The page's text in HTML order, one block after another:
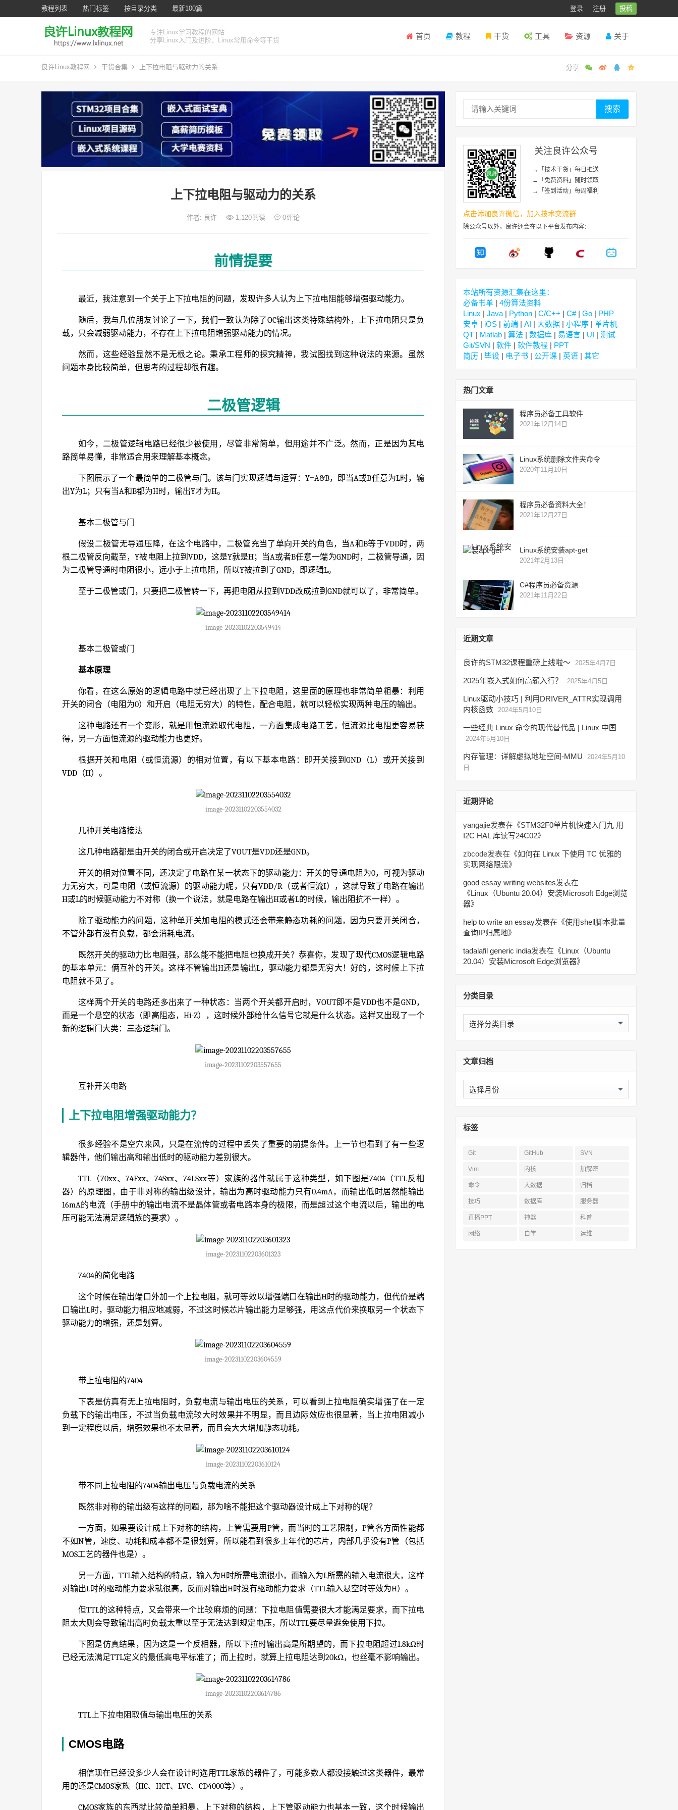
教程列表 热门标签 按目录分类 最新100篇 登录 注册 投稿
专注Linux学习教程的网站
分享Linux入门及进阶、Linux常用命令等干货
首页 教程 干货 工具 资源 关于
良许Linux教程网 干货合集 上下拉电阻与驱动力的关系
上下拉电阻与驱动力的关系
作者: 良许 1,120阅读 0评论
前情提要
最近，我注意到一个关于上下拉电阻的问题，发现许多人认为上下拉电阻能够增强驱动能力。
随后，我与几位朋友讨论了一下，我们一致认为除了OC输出这类特殊结构外，上下拉电阻只是负
载，只会减弱驱动能力，不存在上下拉电阻增强驱动能力的情况。
然而，这些经验显然不是无根之论。秉承工程师的探究精神，我试图找到这种说法的来源。虽然
问题本身比较简单，但思考的过程却很有趣。
二极管逻辑
如今，二极管逻辑电路已经很少被使用，尽管非常简单，但用途并不广泛。然而，正是因为其电
路简单易懂，非常适合用来理解基本概念。
下图展示了一个最简单的二极管与门。该与门实现逻辑与运算：Y=A&B，即当A或B任意为L时，输
出Y为L；只有当A和B都为H时，输出Y才为H。
基本二极管与门
假设二极管无导通压降，在这个电路中，二极管充当了单向开关的角色，当A和B等于VDD时，两
根二极管反向截至，Y被电阻上拉到VDD，这是Y就是H；当A或者B任意一端为GND时，二极管导通，因
为二极管导通时电阻很小，远小于上拉电阻，所以Y被拉到了GND，即逻辑L。
至于二极管或门，只要把二极管转一下，再把电阻从拉到VDD改成拉到GND就可以了，非常简单。
image-20231102203549414
基本二极管或门
基本原理
你看，在这么原始的逻辑电路中就已经出现了上下拉电阻，这里面的原理也非常简单粗暴：利用
开关的闭合（电阻为0）和开启（电阻无穷大）的特性，配合电阻，就可以轻松实现两种电压的输出。
这种电路还有一个变形，就是用恒流源取代电阻，一方面集成电路工艺，恒流源比电阻更容易获
得，另一方面恒流源的驱动能力也更好。
根据开关和电阻（或恒流源）的相对位置，有以下基本电路：即开关接到GND（L）或开关接到
VDD（H）。
image-20231102203554032
几种开关电路接法
这几种电路都是由开关的闭合或开启决定了VOUT是VDD还是GND。
开关的相对位置不同，还决定了电路在某一状态下的驱动能力：开关的导通电阻为0，可视为驱动
力无穷大，可是电阻（或恒流源）的驱动能力呢，只有VDD/R（或者恒流I），这就导致了电路在输出
H或L的时候驱动能力不对称（换一个说法，就是电路在输出H或者L的时候，输出阻抗不一样）。
除了驱动能力的问题，这种单开关加电阻的模式还会带来静态功耗的问题，因为只要开关闭合，
不管外部有没有负载，都会消耗电流。
既然开关的驱动力比电阻强，那么能不能把电阻也换成开关？恭喜你，发现了现代CMOS逻辑电路
的基本单元：俩互补的开关。这样不管输出H还是输出L，驱动能力都是无穷大！好的，这时候上下拉
电阻就不见了。
这样两个开关的电路还多出来了一种状态：当两个开关都开启时，VOUT即不是VDD也不是GND，
而是一个悬空的状态（即高阻态，Hi-Z），这时候外部给什么信号它就是什么状态。这样又出现了一个
新的逻辑门大类： 三态逻辑门。
image-20231102203557655
互补开关电路
上下拉电阻增强驱动能力？
很多经验不是空穴来风，只是在流传的过程中丢失了重要的前提条件。上一节也看到了有一些逻
辑器件，他们输出高和输出低时的驱动能力差别很大。
TTL（70xx、74Fxx、74Sxx、74LSxx等）家族的器件就属于这种类型，如下图是7404（TTL反相
器）的原理图，由于非对称的输出级设计，输出为高时驱动能力只有0.4mA，而输出低时居然能输出
16mA的电流（手册中的输出电流不是晶体管或者电路本身的极限，而是超过这个电流以后，输出的电
压可能无法满足逻辑族的要求）。
image-20231102203601323
7404的简化电路
这个时候在输出端口外加一个上拉电阻，就可等效以增强端口在输出H时的驱动能力，但代价是端
口输出L时，驱动能力相应地减弱，不过这时候芯片输出能力足够强，用这点代价来换取另一个状态下
驱动能力的增强，还是划算。
image-20231102203604559
带上拉电阻的7404
下表是仿真有无上拉电阻时，负载电流与输出电压的关系，可以看到上拉电阻确实增强了在一定
负载下的输出电压，不过当负载电流较大时效果并不明显，而且边际效应也很显著，当上拉电阻减小
到一定程度以后，增强效果也不太显著，而且会大大增加静态功耗。
image-20231102203610124
带不同上拉电阻的7404输出电压与负载电流的关系
既然非对称的输出级有这样的问题，那为啥不能把这个驱动器设计成上下对称的呢？
一方面，如果要设计成上下对称的结构，上管需要用P管，而当时的工艺限制，P管各方面性能都
不如N管，速度、功耗和成本都不是很划算，所以能看到很多上年代的芯片，内部几乎没有P管（包括
MOS工艺的器件也是）。
另一方面，TTL输入结构的特点，输入为H时所需电流很小，而输入为L所需的输入电流很大，这样
对输出L时的驱动能力要求就很高，反而对输出H时没有驱动能力要求（TTL输入悬空时等效为H）。
但TTL的这种特点，又会带来一个比较麻烦的问题：下拉电阻值需要很大才能满足要求，而下拉电
阻太大则会导致输出高时负载太重以至于无法达到规定电压，所以TTL要尽量避免使用下拉。
下图是仿真结果，因为这是一个反相器，所以下拉时输出高是所期望的，而下拉电阻超过1.8kΩ时
已经无法满足TTL定义的最低高电平标准了；而上拉时，就算上拉电阻达到20kΩ，也丝毫不影响输出。
image-20231102203614786
TTL上下拉电阻取值与输出电压的关系
CMOS电路
相信现在已经没多少人会在设计时选用TTL家族的器件了，可能多数人都没接触过这类器件，最常
用的还是CMOS家族（HC、HCT、LVC、CD4000等）。
CMOS家族的东西就比较简单粗暴，上下对称的结构，上下管驱动能力也基本一致，这个时候输出
搜索
关注良许公众号
→「技术干货」每日推送
→「免费资料」随时领取
→「签到活动」每周福利
点击添加良许微信，加入技术交流群
除公众号以外，良许还会在以下平台发布内容：
本站所有资源汇集在这里：
必备书单 | 4份算法资料
Linux | Java | Python | C/C++ | C#| Go | PHP
安卓 | iOS | 前端 | AI | 大数据 | 小程序 | 单片机
QT | Matlab | 算法 | 数据库 | 易语言 | UI | 测试
Git/SVN | 软件 | 软件教程 | PPT
简历 | 毕设 | 电子书 | 公开课 | 英语 | 其它
热门文章
程序员必备工具软件
2021年12月14日
Linux系统删除文件夹命令
2020年11月10日
程序员必备资料大全！
2021年12月27日
Linux系统安装apt-get
2021年2月13日
C#程序员必备资源
2021年11月22日
近期文章
良许的STM32课程重磅上线啦～ 2025年4月7日
2025年嵌入式如何高薪入行？ 2025年4月5日
Linux驱动小技巧 | 利用DRIVER_ATTR实现调用
内核函数 2024年5月10日
一些经典 Linux 命令的现代替代品 | Linux 中国
2024年5月10日
内存管理：详解虚拟地址空间-MMU
2024年5月10
日
近期评论
yangajie发表在《STM32F0单片机快速入门九 用
I2C HAL 库读写24C02》
zbcode发表在《如何在 Linux 下使用 TC 优雅的
实现网络限流》
good essay writing websites发表在
《Linux（Ubuntu 20.04）安装Microsoft Edge浏览
器》
help to write an essay发表在《使用shell脚本批量
查询IP归属地》
tadalafil generic india发表在《Linux（Ubuntu
20.04）安装Microsoft Edge浏览器》
分类目录
分
类
文章归档
文
章
标签
Git GitHub SVN
Vim 内核 加解密
命令 大数据 归档
技巧 数据库 服务器
直播PPT 神器 科普
网络 自学 运维